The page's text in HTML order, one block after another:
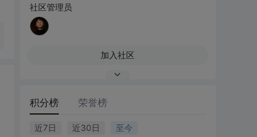
社区管理员
加入社区
积分榜 荣誉榜
近7日 近30日 至今